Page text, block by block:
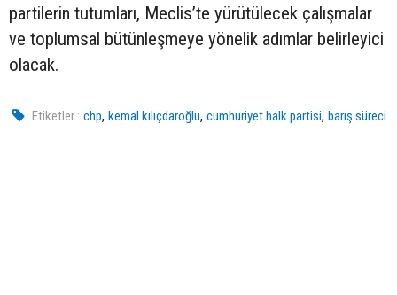
partilerin tutumları, Meclis’te yürütülecek çalışmalar
ve toplumsal bütünleşmeye yönelik adımlar belirleyici
olacak.
Etiketler : chp,kemal kılıçdaroğlu,cumhuriyet halk partisi,barış süreci